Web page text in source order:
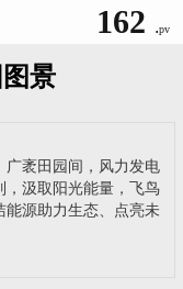
162 .pv
景
广袤田园间，风力发电
，汲取阳光能量，飞鸟
能源助力生态、点亮未